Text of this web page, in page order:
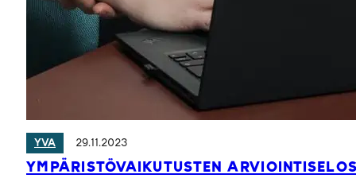
YVA 29.11.2023
YMPÄRISTÖVAIKUTUSTEN